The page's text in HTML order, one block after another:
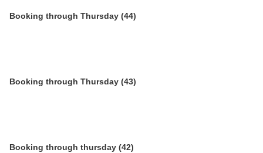
Booking through Thursday (44)
Booking through Thursday (43)
Booking through thursday (42)